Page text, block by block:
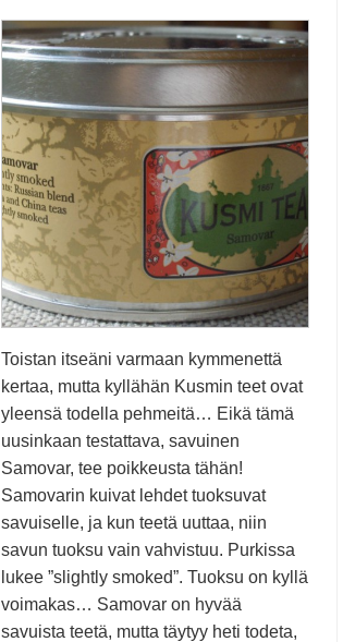
Toistan itseäni varmaan kymmenettä
kertaa, mutta kyllähän Kusmin teet ovat
yleensä todella pehmeitä… Eikä tämä
uusinkaan testattava, savuinen
Samovar, tee poikkeusta tähän!
Samovarin kuivat lehdet tuoksuvat
savuiselle, ja kun teetä uuttaa, niin
savun tuoksu vain vahvistuu. Purkissa
lukee ”slightly smoked”. Tuoksu on kyllä
voimakas… Samovar on hyvää
savuista teetä, mutta täytyy heti todeta,